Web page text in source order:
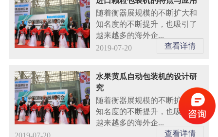
顾客消息
随着衡器展规模的不断扩大和
知名度的不断提升，也吸引了
越来越多的海外企...
2019-07-20
查看详情
水果黄瓜自动包装机的设计研
究
随着衡器展规模的不断扩大和
知名度的不断提升，也吸引了
越来越多的海外企...
查看详情